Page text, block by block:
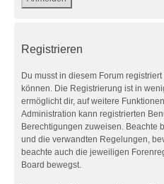
Registrieren
Du musst in diesem Forum
können. Die Registrierung ist in
ermöglicht dir, auf weitere
Administration kann registrierten
Berechtigungen zuweisen. Beachte
und die verwandten Regelungen,
beachte auch die jeweiligen
Board bewegst.